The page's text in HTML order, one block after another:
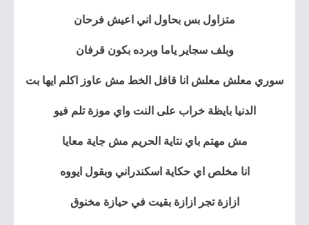
متزاول بس بحاول اني اعيش فرحان
وبلف سجاير ياما وبرده بكون قرفان
سوري معلش معلش انا قافل الخط مش عاوز اكلم ايها بت
الدنيا بايظة خراب على النت واي موزة تلم فيو
مش مهتم باي نتاية الحريم مش جاية معايا
انا مخلص اي حكاية اسكندراني وبقول ايووه
ازازة تجر ازازة بقيت في حيازة مخنوق